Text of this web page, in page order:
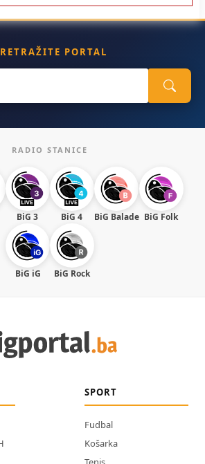
PORTAL
RADIO STANICE
BiG 3 BiG 4 BiG Balade BiG Folk
BiG iG BiG Rock
SPORT
Fudbal
Košarka